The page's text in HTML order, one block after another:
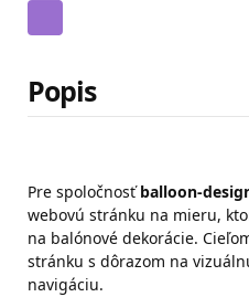
Popis
Pre spoločnosťballoon-
webovú stránku na mieru,
na balónové dekorácie.
stránku s dôrazom na
navigáciu.